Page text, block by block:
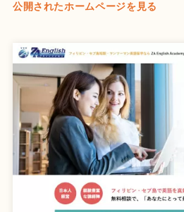
公開されたホームページを見る